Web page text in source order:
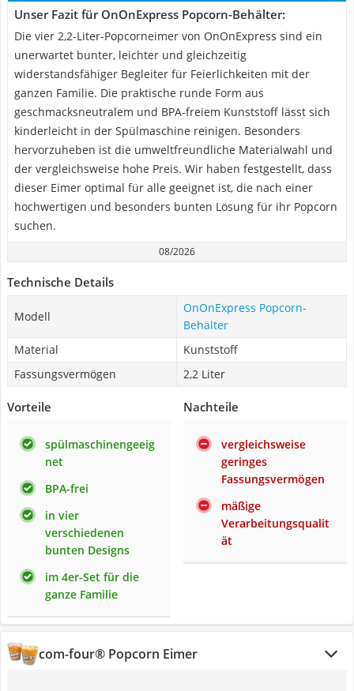
Unser Fazit für OnOnExpress Popcorn-Behälter:
Die vier 2,2-Liter-Popcorneimer von OnOnExpress sind ein
unerwartet bunter, leichter und gleichzeitig
widerstandsfähiger Begleiter für Feierlichkeiten mit der
ganzen Familie. Die praktische runde Form aus
geschmacksneutralem und BPA-freiem Kunststoff lässt sich
kinderleicht in der Spülmaschine reinigen. Besonders
hervorzuheben ist die umweltfreundliche Materialwahl und
der vergleichsweise hohe Preis. Wir haben festgestellt, dass
dieser Eimer optimal für alle geeignet ist, die nach einer
hochwertigen und besonders bunten Lösung für ihr Popcorn
suchen.
08/2026
Technische Details
Modell
OnOnExpress Popcorn-
Behälter
Material
Kunststoff
Fassungsvermögen
2,2 Liter
Vorteile
spülmaschinengeeig
net
BPA-frei
in vier
verschiedenen
bunten Designs
im 4er-Set für die
ganze Familie
Nachteile
vergleichsweise
geringes
Fassungsvermögen
mäßige
Verarbeitungsqualit
ät
com-four® Popcorn Eimer